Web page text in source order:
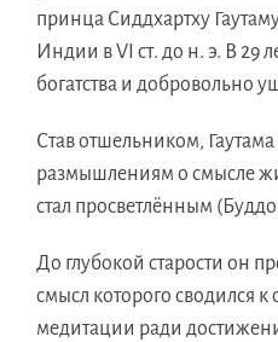
принца Сиддхартху
Индии в VI ст. до н. э. В 29
богатства и добровольно
Став отшельником, Гаутама
размышлениям о смысле
стал просветлённым
До глубокой старости он
смысл которого сводился
медитации ради